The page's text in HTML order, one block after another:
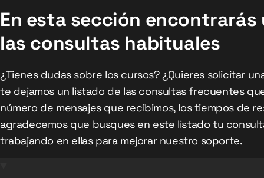
En esta sección
las consultas habituales
¿Tienes dudas sobre los cursos? ¿Quieres solicitar
te dejamos un listado de las consultas frecuentes
número de mensajes que recibimos, los tiempos de
agradecemos que busques en este listado tu
trabajando en ellas para mejorar nuestro soporte.